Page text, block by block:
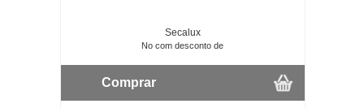
Secalux
No com desconto de
Comprar